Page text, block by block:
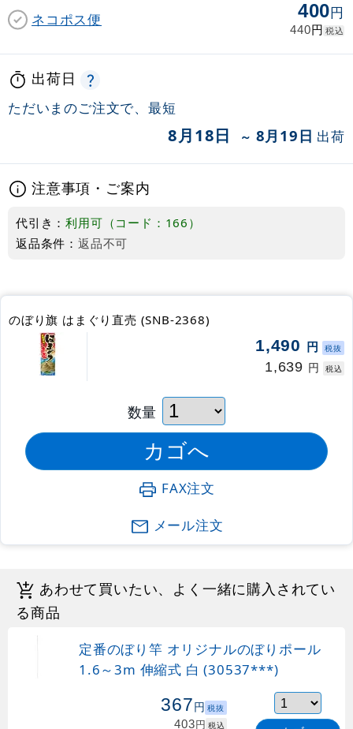
ネコポス便 400円
440円 税込
出荷日
ただいまのご注文で、最短
8月18日 ～ 8月19日 出荷
注意事項・ご案内
代引き：利用可（コード：166）
返品条件： 返品不可
のぼり旗 はまぐり直売 (SNB-2368)
1,490 円 税抜
1,639 円 税込
数量
FAX注文
メール注文
あわせて買いたい、よく一緒に購入されてい
る商品
定番のぼり竿 オリジナルのぼりポール
1.6～3m 伸縮式 白 (30537***)
367円 税抜
403円 税込